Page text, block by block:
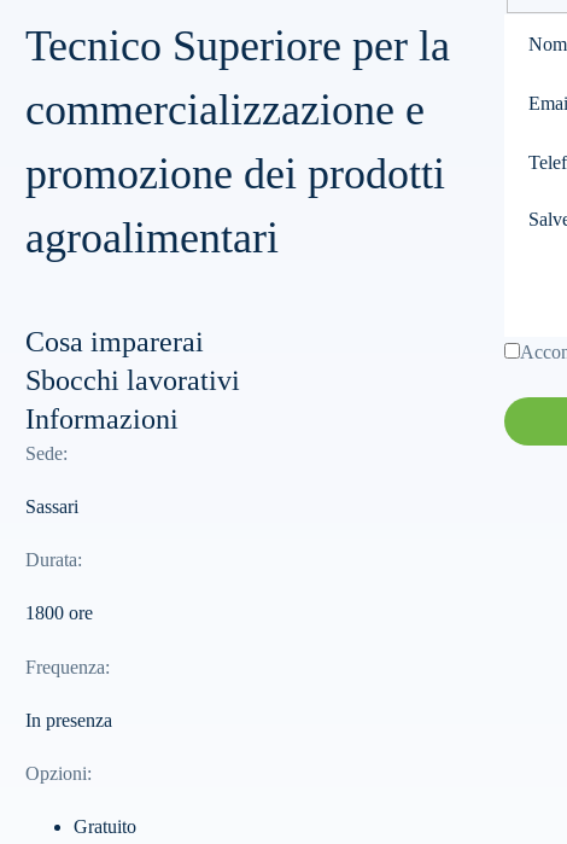
Tecnico Superiore per la
commercializzazione e
promozione dei prodotti
agroalimentari
Cosa imparerai
Sbocchi lavorativi
Informazioni
Sede:
Sassari
Durata:
1800 ore
Frequenza:
In presenza
Opzioni:
Gratuito
fields
Please